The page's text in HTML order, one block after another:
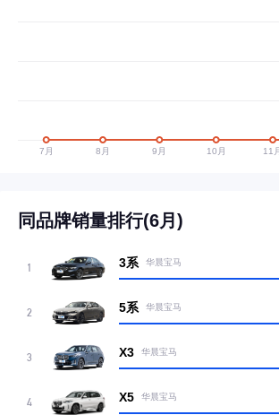
同品牌销量排行(6月)
1 3系 华晨宝马
2 5系 华晨宝马
3 X3 华晨宝马
4 X5 华晨宝马